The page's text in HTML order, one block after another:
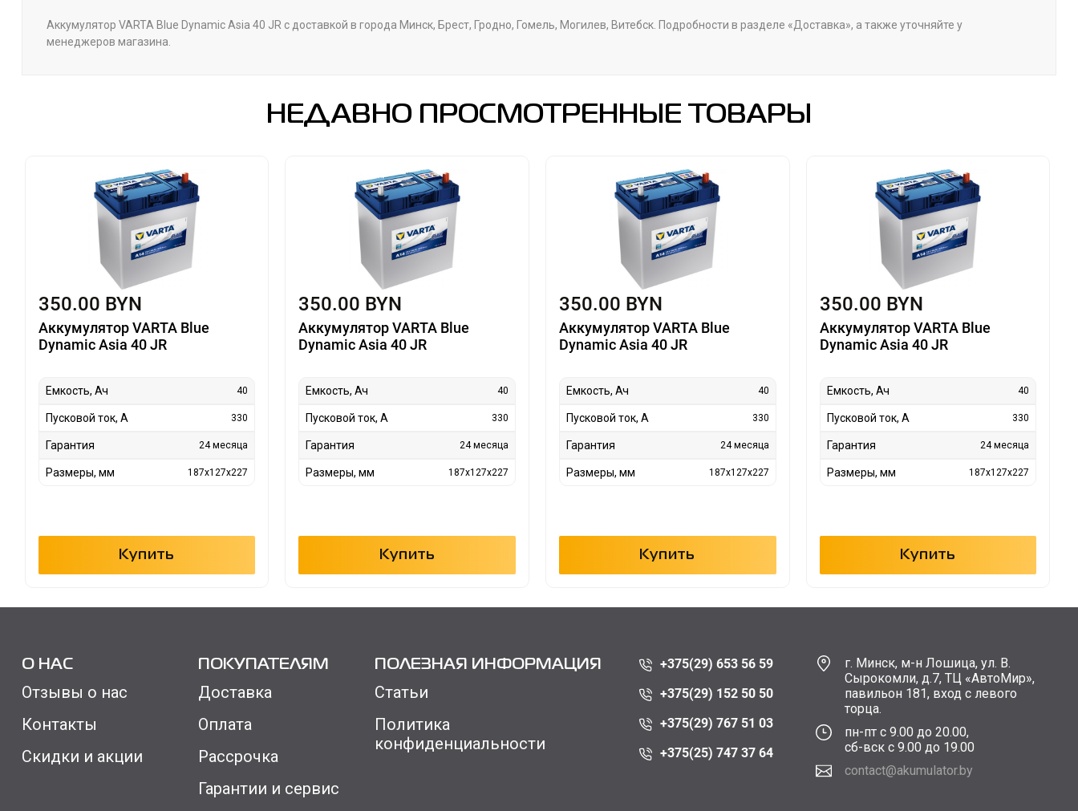
Аккумулятор VARTA Blue Dynamic Asia 40 JR с доставкой в города Минск, Брест, Гродно, Гомель, Могилев, Витебск. Подробности в разделе «Доставка», а также уточняйте у
менеджеров магазина.
НЕДАВНО ПРОСМОТРЕННЫЕ ТОВАРЫ
350.00 BYN
Аккумулятор VARTA Blue
Dynamic Asia 40 JR
Емкость, Ач 40
Пусковой ток, А 330
Гарантия 24 месяца
Размеры, мм 187x127x227
Купить
350.00 BYN
Аккумулятор VARTA Blue
Dynamic Asia 40 JR
Емкость, Ач 40
Пусковой ток, А 330
Гарантия 24 месяца
Размеры, мм 187x127x227
Купить
350.00 BYN
Аккумулятор VARTA Blue
Dynamic Asia 40 JR
Емкость, Ач 40
Пусковой ток, А 330
Гарантия 24 месяца
Размеры, мм 187x127x227
Купить
350.00 BYN
Аккумулятор VARTA Blue
Dynamic Asia 40 JR
Емкость, Ач 40
Пусковой ток, А 330
Гарантия 24 месяца
Размеры, мм 187x127x227
Купить
О НАС
Отзывы о нас
Контакты
Скидки и акции
ПОКУПАТЕЛЯМ
Доставка
Оплата
Рассрочка
Гарантии и сервис
ПОЛЕЗНАЯ ИНФОРМАЦИЯ
Статьи
Политика
конфиденциальности
+375(29) 653 56 59
+375(29) 152 50 50
+375(29) 767 51 03
+375(25) 747 37 64
г. Минск, м-н Лошица, ул. В.
Сырокомли, д.7, ТЦ «АвтоМир»,
павильон 181, вход с левого
торца.
пн-пт с 9.00 до 20.00,
сб-вск с 9.00 до 19.00
contact@akumulator.by